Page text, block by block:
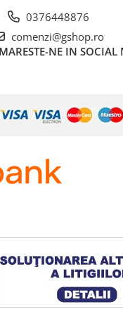
0376448876
comenzi@gshop.ro
NE IN SOCIAL